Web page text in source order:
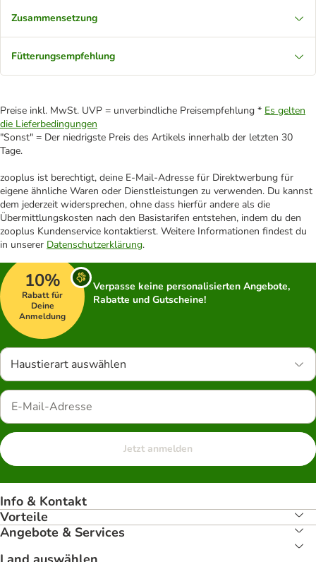
Zusammensetzung
Fütterungsempfehlung
Preise inkl. MwSt. UVP = unverbindliche Preisempfehlung * Es gelten
die Lieferbedingungen
"Sonst" = Der niedrigste Preis des Artikels innerhalb der letzten 30
Tage.
zooplus ist berechtigt, deine E-Mail-Adresse für Direktwerbung für
eigene ähnliche Waren oder Dienstleistungen zu verwenden. Du kannst
dem jederzeit widersprechen, ohne dass hierfür andere als die
Übermittlungskosten nach den Basistarifen entstehen, indem du den
zooplus Kundenservice kontaktierst. Weitere Informationen findest du
in unserer Datenschutzerklärung.
10%
Rabatt für
Deine
Anmeldung
Verpasse keine personalisierten Angebote,
Rabatte und Gutscheine!
Haustierart auswählen
Jetzt anmelden
Info & Kontakt
Vorteile
Angebote & Services